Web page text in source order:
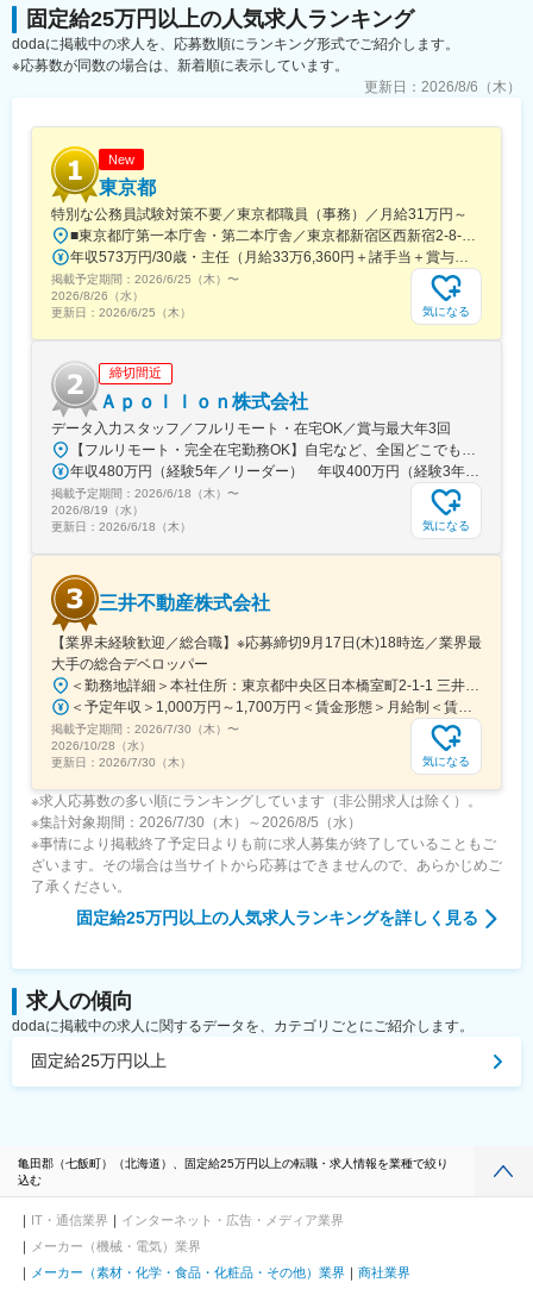
◆当社の強み
◎全国展開：当社は全国に支店を構えているため、全国展開の外
食チェーン企業のニーズにもお答えできます
客様にも安心してお取引いただいております
◎豊富な商品ラインナップ：お客様が求める価格・品質等の細か
なニーズに対応できます。
◆当社の魅力
当社は、レストランやホテル・給食・レジャー施設などへ業務用
の食品や酒類の卸を行っています。創業から60年以上の歴史があ
り、「食の総合商社」として国内メーカーの様々な食品はもちろ
ん、ワインやトリュフ・フォアグラ等の海外食材も世界中から輸
入し、ホテルやレストランへ提供しています。
・取扱っているワイン数は業界トップクラス：各種レストランや
ホテル等全国各地の幅広い店舗へ商品を卸している当社は、酒類
の中でも販売好調なワインに特に力を入れています。フランス・
イタリア・スペインなど各地域から常時200種を超えるワインを
仕入れていますので、更なる知識を身に着けることが可能です。
・長く安定して勤務できる環境：腰を据えて働く人が多いことが
当社の特徴の一つです。入社5～6年の社員が多く、20年以上のベ
テランまで多数活躍しています。
固定給25万円以上の人気求人ランキング
dodaに掲載中の求人を、応募数順にランキング形式でご紹介します。
※応募数が同数の場合は、新着順に表示しています。
更新日： 2026/8/6（木）
New
東京都
特別な公務員試験対策不要／東京都職員（事務）／月給31万円～
掲載予定期間： 2026/6/25（木） 〜
2026/8/26（水）
更新日： 2026/6/25（木） 気になる
締切間近
Ａｐｏｌｌｏｎ株式会社
データ入力スタッフ／フルリモート・在宅OK／賞与最大年3回
掲載予定期間： 2026/6/18（木） 〜
2026/8/19（水）
更新日： 2026/6/18（木） 気になる
三井不動産株式会社
【業界未経験歓迎／総合職】※応募締切9月17日(木)18時迄／業界最
大手の総合デベロッパー
掲載予定期間： 2026/7/30（木） 〜
2026/10/28（水）
更新日： 2026/7/30（木） 気になる
※求人応募数の多い順にランキングしています（非公開求人は除く）。
※集計対象期間：2026/7/30（木）～2026/8/5（水）
※事情により掲載終了予定日よりも前に求人募集が終了していることもご
ざいます。その場合は当サイトから応募はできませんので、あらかじめご
了承ください。
固定給25万円以上の人気求人ランキングを詳しく見る
求人の傾向
dodaに掲載中の求人に関するデータを、カテゴリごとにご紹介します。
固定給25万円以上
亀田郡（七飯町）（北海道）、固定給25万円以上の転職・求人情報を業種で絞り
込む
IT・通信業界
インターネット・広告・メディア業界
メーカー（機械・電気）業界
メーカー（素材・化学・食品・化粧品・その他）業界
商社業界